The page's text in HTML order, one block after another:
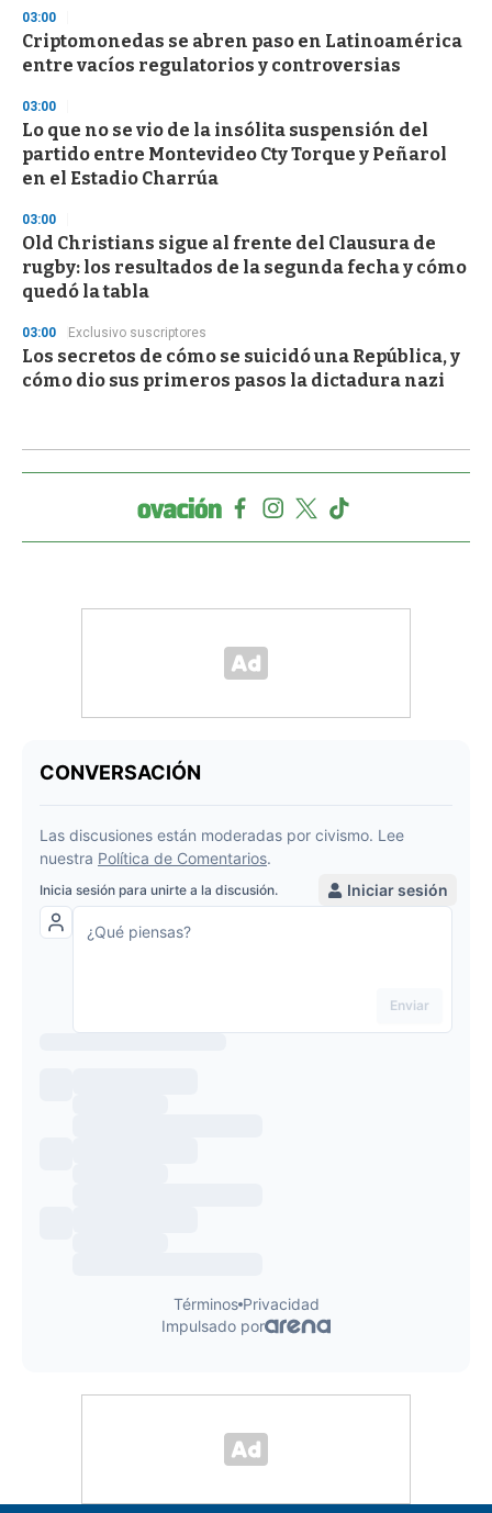
03:00
Criptomonedas se abren paso en Latinoamérica
entre vacíos regulatorios y controversias
03:00
Lo que no se vio de la insólita suspensión del
partido entre Montevideo Cty Torque y Peñarol
en el Estadio Charrúa
03:00
Old Christians sigue al frente del Clausura de
rugby: los resultados de la segunda fecha y cómo
quedó la tabla
03:00 Exclusivo suscriptores
Los secretos de cómo se suicidó una República, y
cómo dio sus primeros pasos la dictadura nazi